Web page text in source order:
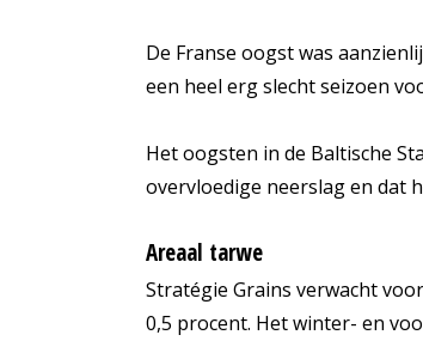
De Franse oogst was
een heel erg slecht seizoen
Het oogsten in de Baltische
overvloedige neerslag en dat
Areaal tarwe
Stratégie Grains verwacht
0,5 procent. Het winter- en